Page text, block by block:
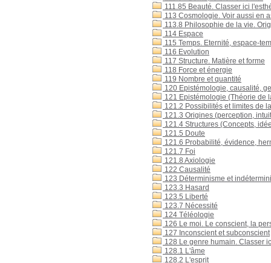
111.85 Beauté. Classer ici
113 Cosmologie. Voir aussi en
113.8 Philosophie de la vie.
114 Espace
115 Temps. Eternité, espace-
116 Evolution
117 Structure. Matière et forme
118 Force et énergie
119 Nombre et quantité
120 Epistémologie, causalité,
121 Epistémologie (Théorie de
121.2 Possibilités et limites de
121.3 Origines (perception,
121.4 Structures (Concepts,
121.5 Doute
121.6 Probabilité, évidence,
121.7 Foi
121.8 Axiologie
122 Causalité
123 Déterminisme et
123.3 Hasard
123.5 Liberté
123.7 Nécessité
124 Téléologie
126 Le moi. Le conscient, la
127 Inconscient et subconscient
128 Le genre humain. Classer
128.1 L'âme
128.2 L'esprit